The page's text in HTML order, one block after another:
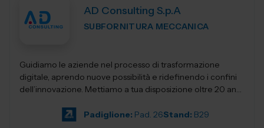
AD Consulting S.p.A
SUBFORNITURA MECCANICA
Guidiamo le aziende nel processo di trasformazione
digitale, aprendo nuove possibilità e ridefinendo i confini
dell’innovazione. Mettiamo a tua disposizione oltre 20 anni
Padiglione: Pad. 26Stand: B29